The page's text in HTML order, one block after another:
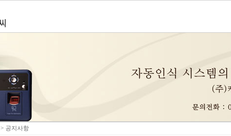
> 공지사항